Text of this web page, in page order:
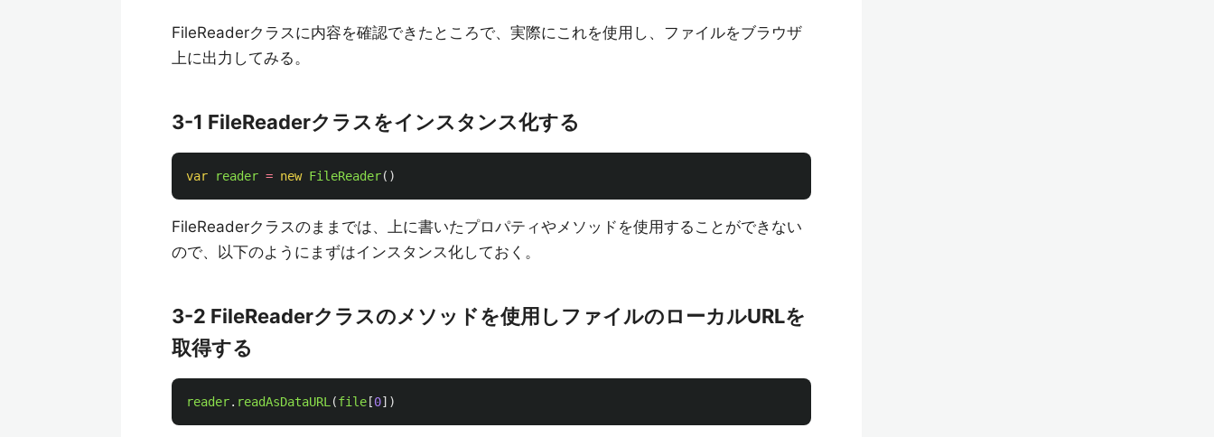
FileReaderクラスに内容を確認できたところで、実際にこれを使用し、ファイルをブラウザ
上に出力してみる。
3-1 FileReaderクラスをインスタンス化する
var reader = new FileReader()
FileReaderクラスのままでは、上に書いたプロパティやメソッドを使用することができない
ので、以下のようにまずはインスタンス化しておく。
3-2 FileReaderクラスのメソッドを使用しファイルのローカルURLを
取得する
reader. readAsDataURL (file [0])